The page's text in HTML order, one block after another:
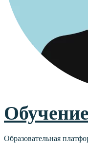
Образовательная